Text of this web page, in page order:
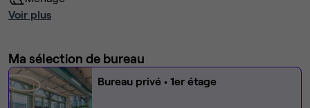
Voir plus
Ma sélection de bureau
Bureau privé • 1er étage